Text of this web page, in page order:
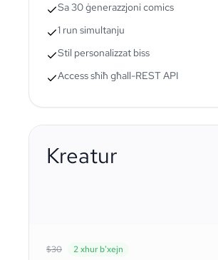
Sa 30 ġenerazzjoni comics
1 run simultanju
Stil personalizzat biss
Access sħiħ għall-REST API
Kreatur
$30 2 xhur b'xejn